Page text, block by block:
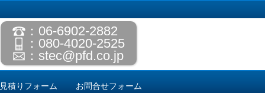
：06-6902-2882
：080-4020-2525
： stec@pfd.co.jp
積りフォーム お問合せフォーム